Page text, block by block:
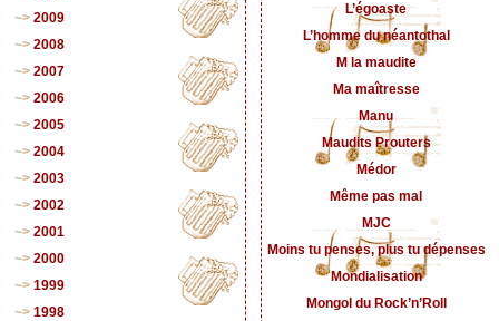
2009
2008
2007
2006
2005
2004
2003
2002
2001
2000
1999
1998
L’égoaste
L’homme du néantothal
M la maudite
Ma maîtresse
Manu
Maudits Prouters
Médor
Même pas mal
MJC
Moins tu penses, plus tu dépenses
Mondialisation
Mongol du Rock’n’Roll